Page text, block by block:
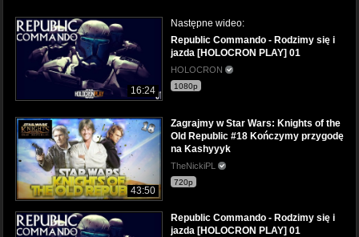
16:24
Następne wideo:
Republic Commando - Rodzimy się i
jazda [HOLOCRON PLAY] 01
HOLOCRON
1080p
43:50
Zagrajmy w Star Wars: Knights of the
Old Republic #18 Kończymy przygodę
na Kashyyyk
TheNickiPL
720p
Republic Commando - Rodzimy się i
jazda [HOLOCRON PLAY] 01